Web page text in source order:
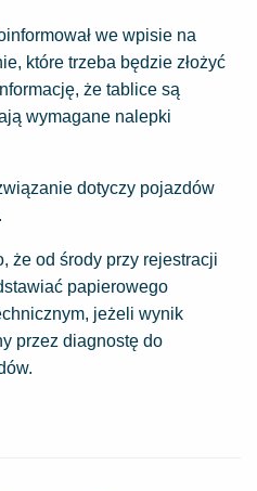
we wpisie na
które trzeba będzie złożyć
że tablice są
wymagane nalepki
dotyczy pojazdów
że od środy przy rejestracji
papierowego
jeżeli wynik
przez diagnostę do